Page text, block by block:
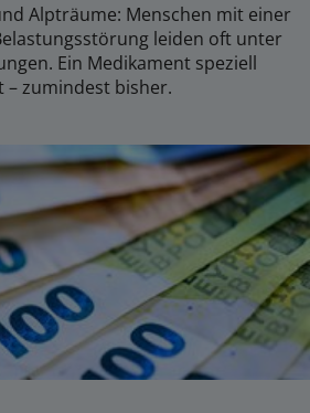
Alpträume: Menschen mit einer
leiden oft unter
Ein Medikament speziell
– zumindest bisher.